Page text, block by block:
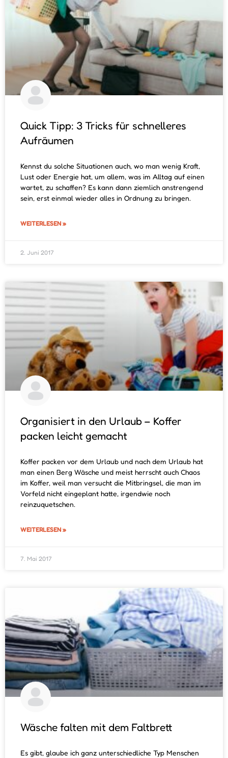
Quick Tipp: 3 Tricks für schnelleres
Aufräumen
Kennst du solche Situationen auch, wo man wenig Kraft,
Lust oder Energie hat, um allem, was im Alltag auf einen
wartet, zu schaffen? Es kann dann ziemlich anstrengend
sein, erst einmal wieder alles in Ordnung zu bringen.
WEITERLESEN »
2. Juni 2017
Organisiert in den Urlaub – Koffer
packen leicht gemacht
Koffer packen vor dem Urlaub und nach dem Urlaub hat
man einen Berg Wäsche und meist herrscht auch Chaos
im Koffer, weil man versucht die Mitbringsel, die man im
Vorfeld nicht eingeplant hatte, irgendwie noch
reinzuquetschen.
WEITERLESEN »
7. Mai 2017
Wäsche falten mit dem Faltbrett
Es gibt, glaube ich ganz unterschiedliche Typ Menschen